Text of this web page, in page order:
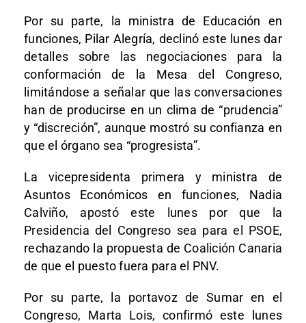
Por su parte, la ministra de Educación en
funciones, Pilar Alegría, declinó este lunes dar
detalles sobre las negociaciones para la
conformación de la Mesa del Congreso,
limitándose a señalar que las conversaciones
han de producirse en un clima de “prudencia”
y “discreción”, aunque mostró su confianza en
que el órgano sea “progresista”.
La vicepresidenta primera y ministra de
Asuntos Económicos en funciones, Nadia
Calviño, apostó este lunes por que la
Presidencia del Congreso sea para el PSOE,
rechazando la propuesta de Coalición Canaria
de que el puesto fuera para el PNV.
Por su parte, la portavoz de Sumar en el
Congreso, Marta Lois, confirmó este lunes